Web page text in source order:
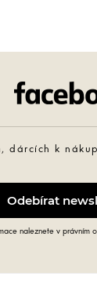
dárcích k
naleznete v právním